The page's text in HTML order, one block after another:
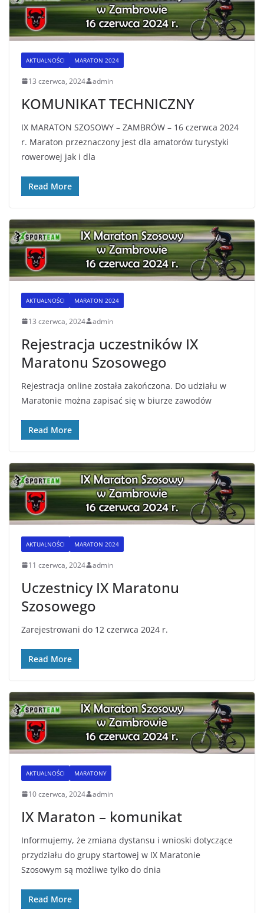
AKTUALNOŚCI MARATON 2024
13 czerwca, 2024 admin
KOMUNIKAT TECHNICZNY
IX MARATON SZOSOWY – ZAMBRÓW – 16 czerwca 2024
r. Maraton przeznaczony jest dla amatorów turystyki
rowerowej jak i dla
Read More
AKTUALNOŚCI MARATON 2024
13 czerwca, 2024 admin
Rejestracja uczestników IX
Maratonu Szosowego
Rejestracja online została zakończona. Do udziału w
Maratonie można zapisać się w biurze zawodów
Read More
AKTUALNOŚCI MARATON 2024
11 czerwca, 2024 admin
Uczestnicy IX Maratonu
Szosowego
Zarejestrowani do 12 czerwca 2024 r.
Read More
AKTUALNOŚCI MARATONY
10 czerwca, 2024 admin
IX Maraton – komunikat
Informujemy, że zmiana dystansu i wnioski dotyczące
przydziału do grupy startowej w IX Maratonie
Szosowym są możliwe tylko do dnia
Read More